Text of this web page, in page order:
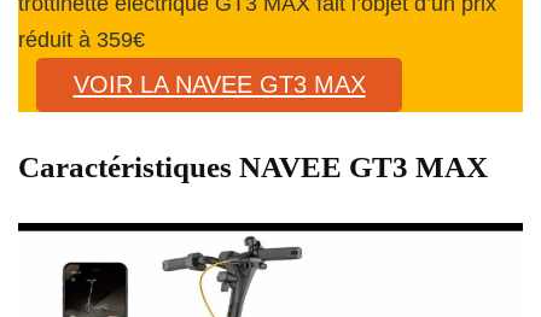
réduit à 359€
VOIR LA NAVEE GT3 MAX
Caractéristiques NAVEE GT3 MAX